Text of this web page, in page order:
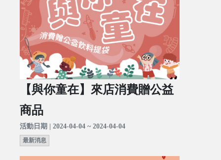
【與你童在】來店消費贈公益
商品
活動日期 | 2024-04-04 ~ 2024-04-04
最新消息